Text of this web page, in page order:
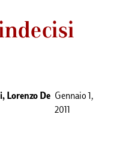
Lorenzo De Gennaio 1,
2011